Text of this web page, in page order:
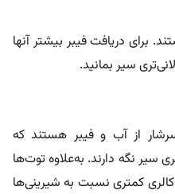
برای دریافت فیبر بیشتر آنها
سیر بمانید.
از آب و فیبر هستند که
سیر نگه دارند. به‌علاوه توت‌ها
کمتری نسبت به شیرینی‌ها